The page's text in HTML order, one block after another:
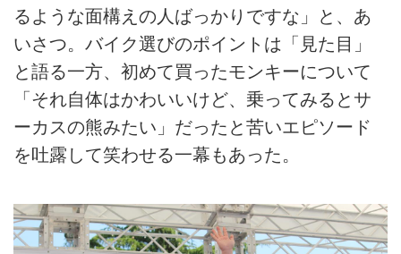
るような面構えの人ばっかりですな」と、あ
いさつ。バイク選びのポイントは「見た目」
と語る一方、初めて買ったモンキーについて
「それ自体はかわいいけど、乗ってみるとサ
ーカスの熊みたい」だったと苦いエピソード
を吐露して笑わせる一幕もあった。